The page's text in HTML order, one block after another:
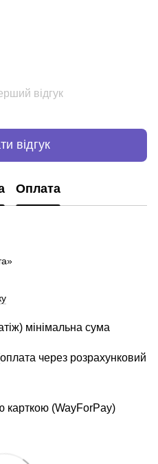
відгук
відгук
Оплата
мінімальна сума
через розрахунковий
карткою (WayForPay)